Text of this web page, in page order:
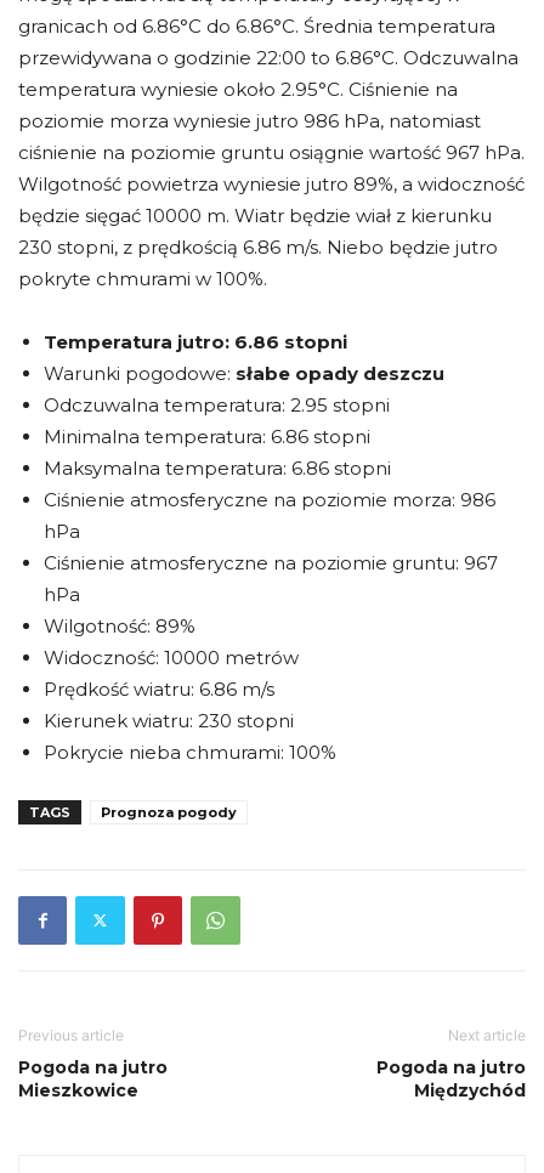
granicach od 6.86°C do 6.86°C. Średnia temperatura
przewidywana o godzinie 22:00 to 6.86°C. Odczuwalna
temperatura wyniesie około 2.95°C. Ciśnienie na
poziomie morza wyniesie jutro 986 hPa, natomiast
ciśnienie na poziomie gruntu osiągnie wartość 967 hPa.
Wilgotność powietrza wyniesie jutro 89%, a widoczność
będzie sięgać 10000 m. Wiatr będzie wiał z kierunku
230 stopni, z prędkością 6.86 m/s. Niebo będzie jutro
pokryte chmurami w 100%.
Temperatura jutro: 6.86 stopni
Warunki pogodowe: słabe opady deszczu
Odczuwalna temperatura: 2.95 stopni
Minimalna temperatura: 6.86 stopni
Maksymalna temperatura: 6.86 stopni
Ciśnienie atmosferyczne na poziomie morza: 986
hPa
Ciśnienie atmosferyczne na poziomie gruntu: 967
hPa
Wilgotność: 89%
Widoczność: 10000 metrów
Prędkość wiatru: 6.86 m/s
Kierunek wiatru: 230 stopni
Pokrycie nieba chmurami: 100%
TAGS Prognoza pogody
Previous article
Pogoda na jutro
Mieszkowice
Next article
Pogoda na jutro
Międzychód